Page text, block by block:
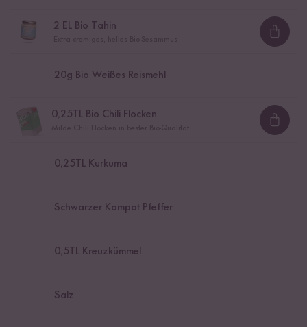
2 EL Bio Tahin
20g Bio Weißes Reismehl
0,25 TL Bio Chili Flocken
0,25 TL Kurkuma
Schwarzer Kampot Pfeffer
0,5 TL Kreuzkümmel
Salz